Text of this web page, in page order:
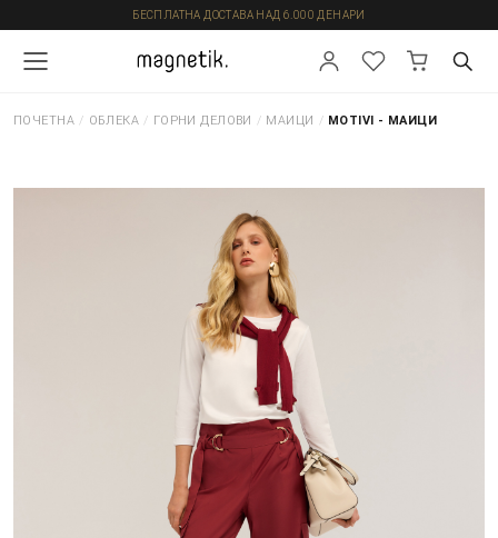
БЕСПЛАТНА ДОСТАВА НАД 6.000 ДЕНАРИ
ПОЧЕТНА / ОБЛЕКА / ГОРНИ ДЕЛОВИ / МАИЦИ / MOTIVI - МАИЦИ